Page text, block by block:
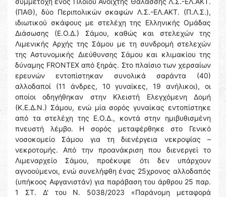
(ΠΑΘ), δύο Περιπολικών σκαφών Λ.Σ.-ΕΛ.ΑΚΤ. (Π.Λ.Σ.),
ιδιωτικού σκάφους με στελέχη της Ελληνικής Ομάδας
Διάσωσης (Ε.Ο.Δ.) Σάμου, καθώς και στελεχών της
Λιμενικής Αρχής της Σάμου με τη συνδρομή στελεχών
της Αστυνομικής Διεύθυνσης Σάμου και κλιμακίου της
δύναμης FRONTEX από ξηράς. Στο πλαίσιο των χερσαίων
ερευνών εντοπίστηκαν συνολικά σαράντα (40)
αλλοδαποί (11 άνδρες, 10 γυναίκες, 19 ανήλικοι), οι
οποίοι οδηγήθηκαν στην Κλειστή Ελεγχόμενη Δομή
(Κ.Ε.Δ.Ν.) Σάμου, ενώ μία σορός γυναίκας εντοπίστηκε
από τα στελέχη της Ε.Ο.Δ., κοντά στην ημιβυθισμένη
πνευστή λέμβο. Η σορός μεταφέρθηκε στο Γενικό
νοσοκομείο Σάμου για τη διενέργεια νεκροψίας –
νεκροτομής. Από την προανάκριση που διενεργεί το
Λιμεναρχείο Σάμου, προέκυψε ότι δεν υπάρχουν
αγνοούμενοι, ενώ συνελήφθη ένας 25χρονος αλλοδαπός
(υπήκοος Αφγανιστάν) για παράβαση του άρθρου 25 παρ.
1 ΣΤ. Δ' του Ν. 5038/2023 «Παράνομη μεταφορά